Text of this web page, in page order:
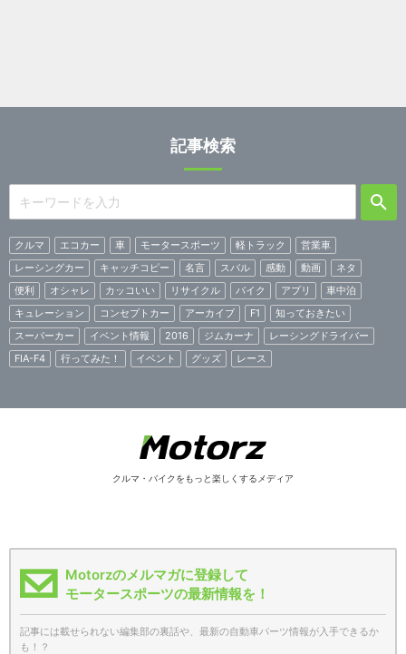
記事検索
クルマ エコカー 車 モータースポーツ 軽トラック
営業車
レーシングカー
キャッチコピー 名言 スバル 感動 動画
ネタ
便利
オシャレ カッコいい リサイクル バイク アプリ
車中泊
キュレーション
コンセプトカー アーカイブ F1
知っておきたい
スーパーカー
イベント情報 2016 ジムカーナ
レーシングドライバー
FIA-F4
行ってみた！ イベント グッズ レース
クルマ・バイクをもっと楽しくするメディア
Motorzのメルマガに登録して
モータースポーツの最新情報を！
記事には載せられない編集部の裏話や、最新の自動車パーツ情報が入手できるか
も！？